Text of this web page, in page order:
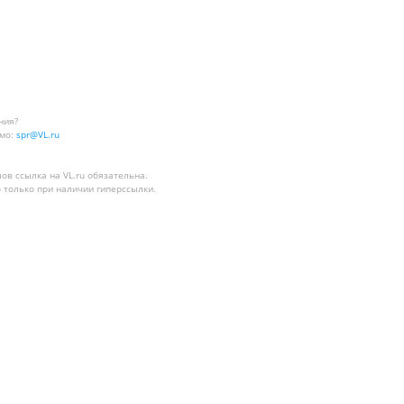
spr@VL.ru
ссылка на VL.ru обязательна.
при наличии гиперссылки.